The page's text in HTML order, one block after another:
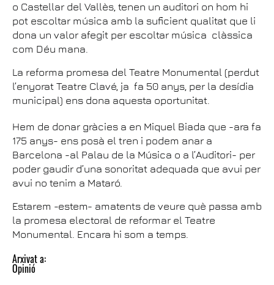
o Castellar del Vallès, tenen un auditori on hom hi
pot escoltar música amb la suficient qualitat que li
dona un valor afegit per escoltar música clàssica
com Déu mana.
La reforma promesa del Teatre Monumental (perdut
l’enyorat Teatre Clavé, ja fa 50 anys, per la desídia
municipal) ens dona aquesta oportunitat.
Hem de donar gràcies a en Miquel Biada que -ara fa
175 anys- ens posà el tren i podem anar a
Barcelona -al Palau de la Música o a l’Auditori- per
poder gaudir d’una sonoritat adequada que avui per
avui no tenim a Mataró.
Estarem -estem- amatents de veure què passa amb
la promesa electoral de reformar el Teatre
Monumental. Encara hi som a temps.
Arxivat a:
Opinió